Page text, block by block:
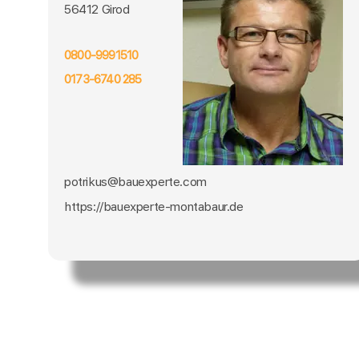
56412 Girod
0800-9991510
0173-6740 285
potrikus@bauexperte.com
https://bauexperte-montabaur.de